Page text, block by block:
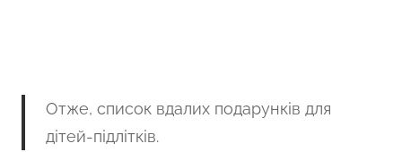
Отже, список вдалих подарунків для
дітей-підлітків.